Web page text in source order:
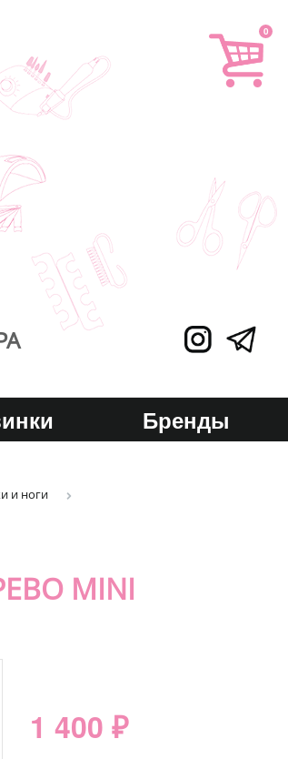
0
Бренды
и ноги
MINI
1 400 ₽